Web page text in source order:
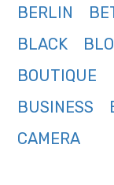
BERLIN
BLACK
BOUTIQUE
BUSINESS
CAMERA